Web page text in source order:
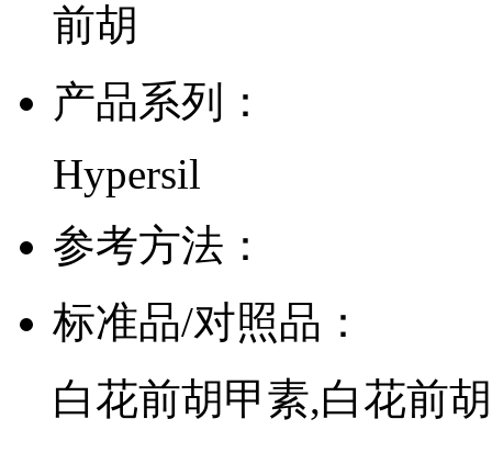
前胡
产品系列：
Hypersil
参考方法：
标准品/对照品：
白花前胡甲素,白花前